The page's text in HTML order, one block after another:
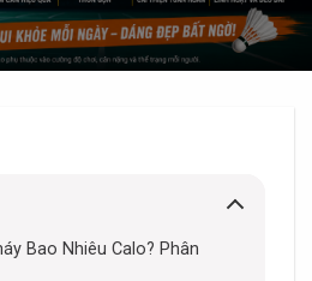
Bao Nhiêu Calo? Phân